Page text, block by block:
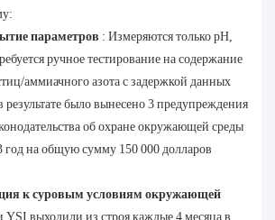
параметров : Измеряются только pH,
ручное тестирование на содержание
аммиачного азота с задержкой данных
было вынесено 3 предупреждения
об охране окружающей среды
год на общую сумму 150 000 долларов
к суровым условиям окружающей
YSI выходили из строя каждые 4 месяца в